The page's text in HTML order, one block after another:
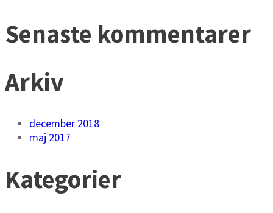
Senaste kommentarer
Arkiv
december 2018
maj 2017
Kategorier